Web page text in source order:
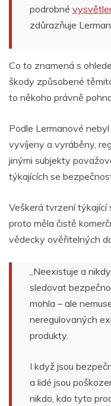
podrobné
zdůrazňuje
Co to znamená s
škody způsobené
to někoho právně
Podle Lermanové
vyvíjeny a vyráběny,
jinými subjekty
týkajících se
Veškerá tvrzení týkající
proto měla čistě
vědecky ověřitelných
„Neexistuje a
sledovat
mohla – ale
neregulovaných
produkty.
I když jsou
a lidé jsou
nikdo, kdo tyto